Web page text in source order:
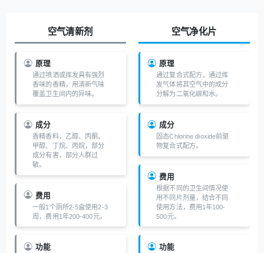
空气清新剂
原理
通过喷洒或挥发具有强烈
香味的香精，用清新气味
覆盖卫生间内的异味。
成分
香精香料，乙醇、丙酮、
甲醇、丁烷、丙烷，部分
成分有害，部分人群过
敏。
费用
一般1个厕所2-5盒使用2-3
周，费用1年200-400元。
功能
空气净化片
原理
通过复合式配方，通过挥
发气体将其空气中的成分
分解为二氧化碳和水。
成分
固态Chlorine dioxide前驱
物复合式配方。
费用
根据不同的卫生间情况使
用不同片剂量，结合不同
使用方法，费用1年100-
500元。
功能